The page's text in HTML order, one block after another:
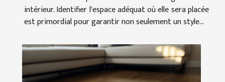
intérieur. Identifier l'espace adéquat où elle sera placée
est primordial pour garantir non seulement un style...